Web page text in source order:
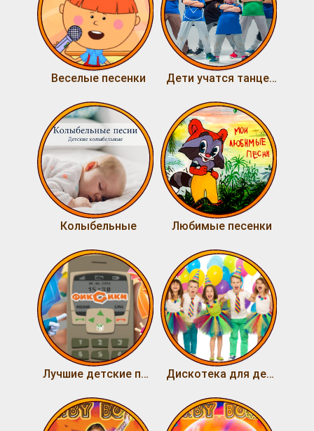
Веселые песенки Дети учатся танцевать
Колыбельные Любимые песенки
Лучшие детские песни (старые и новые) Дискотека для детей